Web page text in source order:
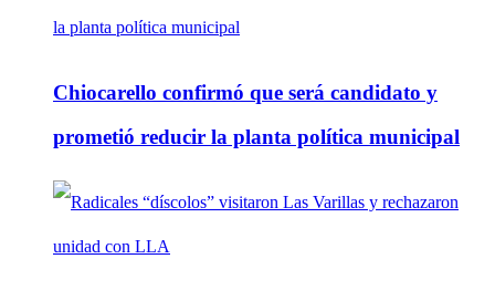
Chiocarello confirmó que será candidato y
prometió reducir la planta política municipal